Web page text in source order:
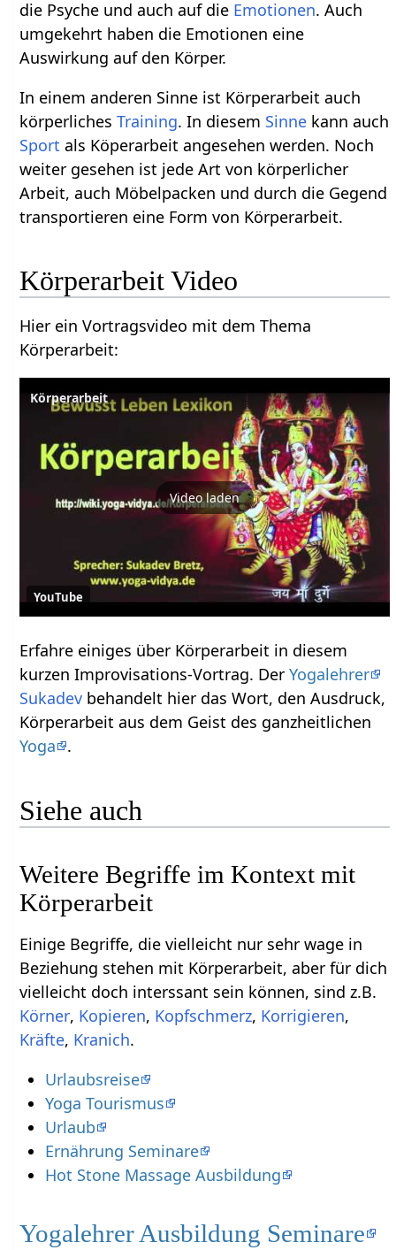
die Psyche und auch auf die Emotionen. Auch
umgekehrt haben die Emotionen eine
Auswirkung auf den Körper.
In einem anderen Sinne ist Körperarbeit auch
körperlichesTraining. In diesem Sinne kann auch
Sport als Köperarbeit angesehen werden. Noch
weiter gesehen ist jede Art von körperlicher
Arbeit, auch Möbelpacken und durch die Gegend
transportieren eine Form von Körperarbeit.
Körperarbeit‏‎ Video
Hier ein Vortragsvideo mit dem Thema
Körperarbeit‏‎:
Körperarbeit‏‎
Video laden
YouTube
Erfahre einiges über Körperarbeit‏‎ in diesem
kurzen Improvisations-Vortrag. DerYogalehrer
Sukadev behandelt hier das Wort, den Ausdruck,
Körperarbeit‏‎ aus dem Geist des ganzheitlichen
Yoga
.
Siehe auch
Weitere Begriffe im Kontext mit
Einige Begriffe, die vielleicht nur sehr wage in
Beziehung stehen mit Körperarbeit‏‎, aber für dich
vielleicht doch interssant sein können, sind z.B.
, , ,
,
,
.
Urlaubsreise
Yoga Tourismus
Urlaub
Ernährung Seminare
Hot Stone Massage Ausbildung
Yogalehrer Ausbildung Seminare